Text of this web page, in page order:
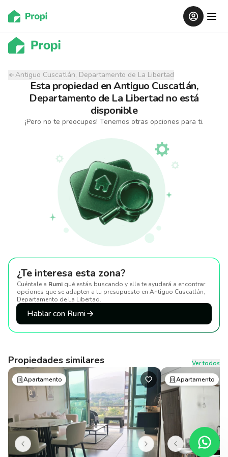
Antiguo Cuscatlán, Departamento de La Libertad
Esta propiedad enAntiguo Cuscatlán,
Departamento de La Libertad no está
disponible
¡Pero no te preocupes! Tenemos otras opciones para ti.
¿Te interesa esta zona?
Cuéntale a Rumi qué estás buscando y ella te ayudará a encontrar
opciones que se adapten a tu presupuesto en Antiguo Cuscatlán,
Departamento de La Libertad.
Hablar con Rumi
Propiedades similares
Ver todos
Apartamento
Apartamento